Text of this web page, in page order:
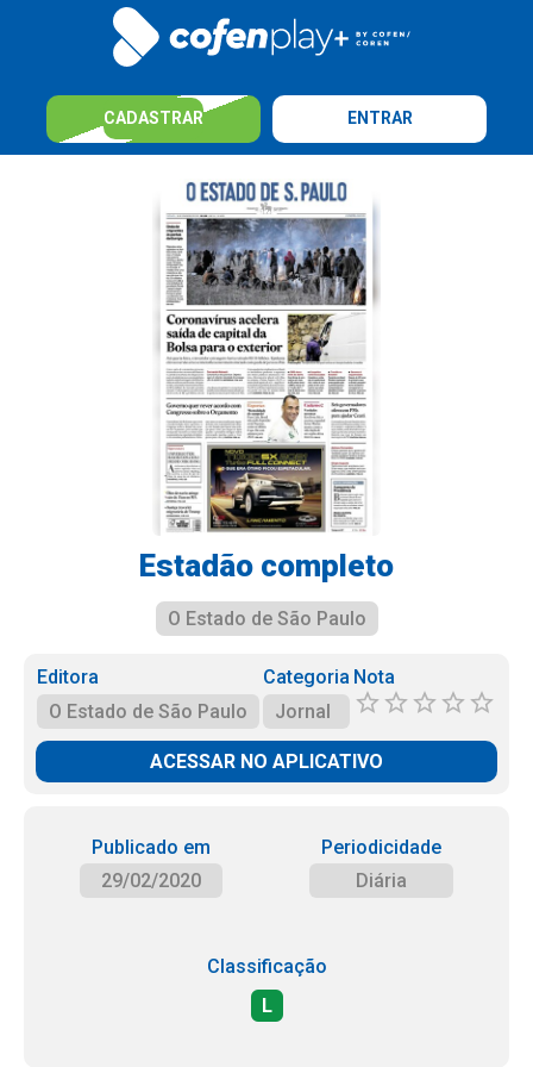
CADASTRAR ENTRAR
Estadão completo
O Estado de São Paulo
Editora
O Estado de São Paulo
Categoria
Jornal
Nota
ACESSAR NO APLICATIVO
Publicado em
29/02/2020
Periodicidade
Diária
Classificação
L